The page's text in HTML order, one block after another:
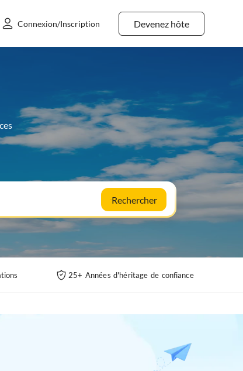
Devenez hôte
Connexion/Inscription
Rechercher
25+ Années d'héritage de confiance